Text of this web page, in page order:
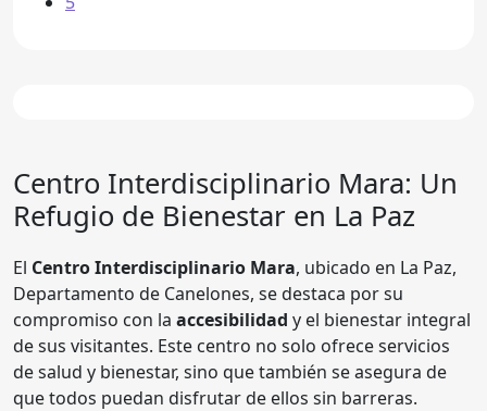
Centro Interdisciplinario Mara: Un
Refugio de Bienestar en La Paz
El Centro Interdisciplinario Mara, ubicado en La Paz,
Departamento de Canelones, se destaca por su
compromiso con la accesibilidad y el bienestar integral
de sus visitantes. Este centro no solo ofrece servicios
de salud y bienestar, sino que también se asegura de
que todos puedan disfrutar de ellos sin barreras.